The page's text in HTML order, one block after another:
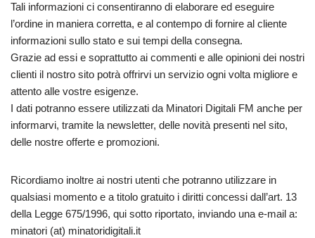
Tali informazioni ci consentiranno di elaborare ed eseguire
l’ordine in maniera corretta, e al contempo di fornire al cliente
informazioni sullo stato e sui tempi della consegna.
Grazie ad essi e soprattutto ai commenti e alle opinioni dei nostri
clienti il nostro sito potrà offrirvi un servizio ogni volta migliore e
attento alle vostre esigenze.
I dati potranno essere utilizzati da Minatori Digitali FM anche per
informarvi, tramite la newsletter, delle novità presenti nel sito,
delle nostre offerte e promozioni.
Ricordiamo inoltre ai nostri utenti che potranno utilizzare in
qualsiasi momento e a titolo gratuito i diritti concessi dall’art. 13
della Legge 675/1996, qui sotto riportato, inviando una e-mail a:
minatori (at) minatoridigitali.it